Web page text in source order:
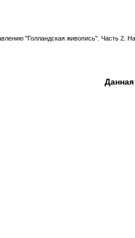
"Голландская живопись". Часть 2.